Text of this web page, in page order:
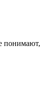
понимают,